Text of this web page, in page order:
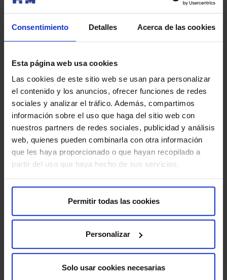
Consentimiento Detalles Acerca de las cookies
Esta página web usa cookies
Las cookies de este sitio web se usan para personalizar
el contenido y los anuncios, ofrecer funciones de redes
sociales y analizar el tráfico. Además, compartimos
información sobre el uso que haga del sitio web con
nuestros partners de redes sociales, publicidad y análisis
web, quienes pueden combinarla con otra información
que les haya proporcionado o que hayan recopilado a
partir del uso que haya hecho de sus servicios.
Permitir todas las cookies
Personalizar
Solo usar cookies necesarias
80%
Tasso di successo con FIV-S
*Dopo tre cicli di FIV. Dati 2023 – Centro di riferimento di HM
Hospitales
Perché scegliere noi come tuo Centro
Specializzato di Fertilità?